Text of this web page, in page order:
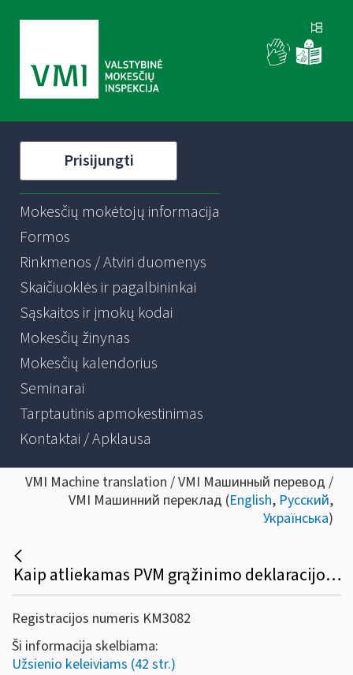
Prisijungti
Mokesčių mokėtojų informacija
Formos
Rinkmenos / Atviri duomenys
Skaičiuoklės ir pagalbininkai
Sąskaitos ir įmokų kodai
Mokesčių žinynas
Mokesčių kalendorius
Seminarai
Tarptautinis apmokestinimas
Kontaktai / Apklausa
VMI Machine translation / VMI Машинный перевод /
VMI Машинний переклад (English, Русский,
Українська)
Kaip atliekamas PVM grąžinimo deklaracijos duomenų pildymas e. sistemose ir duomenų perdavimas naudojantis žiniatinklio paslaugomis?
Registracijos numeris KM3082
Ši informacija skelbiama:
Užsienio keleiviams (42 str.)